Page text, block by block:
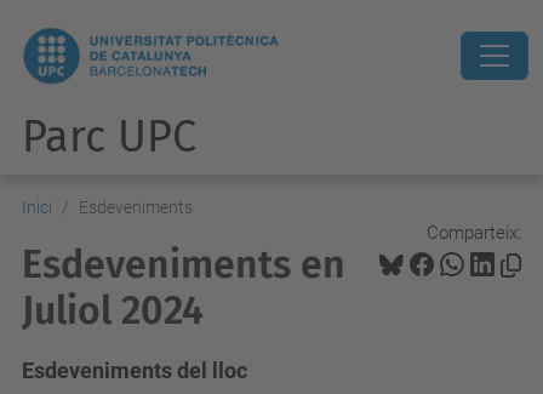
Parc UPC
Inici Esdeveniments
Comparteix:
Esdeveniments en
Juliol 2024
Esdeveniments del lloc